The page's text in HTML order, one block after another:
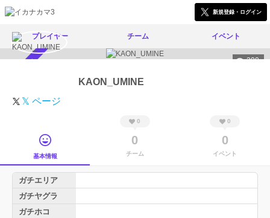
新規登録・ログイン
プレイヤー チーム イベント
200
KAON_UMINE
𝕏 ページ
基本情報
0
0
チーム
0
0
イベント
ガチエリア
ガチヤグラ
ガチホコ